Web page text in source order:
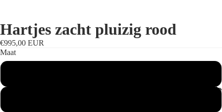
Hartjes zacht pluizig rood
€995,00 EUR
Maat